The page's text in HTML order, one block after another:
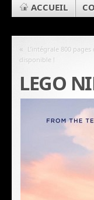
ACCUEIL
« L’intégrale 800
disponible !
LEGO